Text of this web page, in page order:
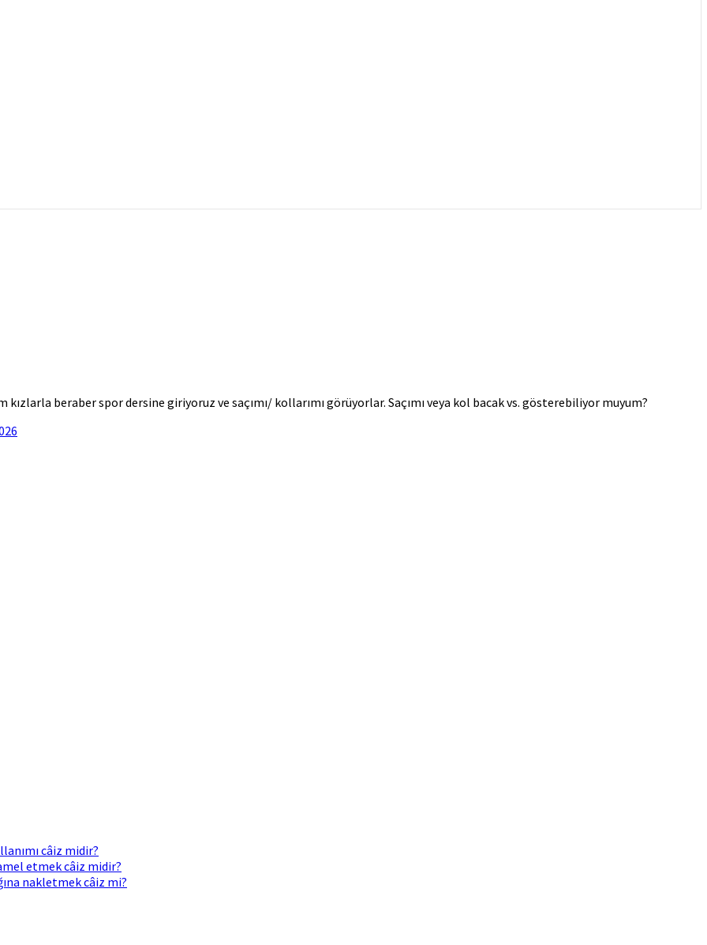
kızlarla beraber spor dersine giriyoruz ve saçımı/ kollarımı görüyorlar. Saçımı veya kol bacak vs. gösterebiliyor muyum?
câiz midir?
etmek câiz midir?
nakletmek câiz mi?